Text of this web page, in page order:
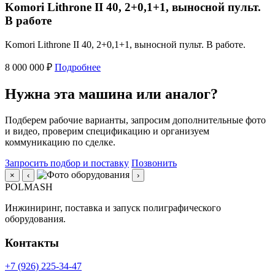
Komori Lithrone II 40, 2+0,1+1, выносной пульт.
В работе
Komori Lithrone II 40, 2+0,1+1, выносной пульт. В работе.
8 000 000 ₽ Подробнее
Нужна эта машина или аналог?
Подберем рабочие варианты, запросим дополнительные фото
и видео, проверим спецификацию и организуем
коммуникацию по сделке.
Запросить подбор и поставку Позвонить
× ‹ ›
POLMASH
Инжиниринг, поставка и запуск полиграфического
оборудования.
Контакты
+7 (926) 225-34-47